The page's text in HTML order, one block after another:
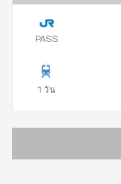
PASS
1 วัน